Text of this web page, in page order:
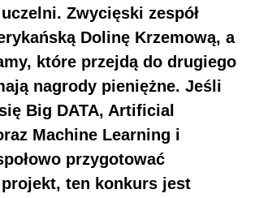
Zwycięski zespół
Dolinę Krzemową, a
które przejdą do drugiego
nagrody pieniężne. Jeśli
Big DATA, Artificial
Machine Learning i
przygotować
ten konkurs jest